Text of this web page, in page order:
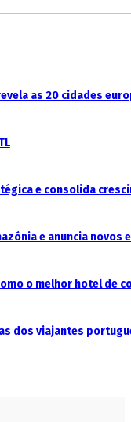
as 20 cidades
e consolida
e anuncia
o melhor hotel de
dos viajantes